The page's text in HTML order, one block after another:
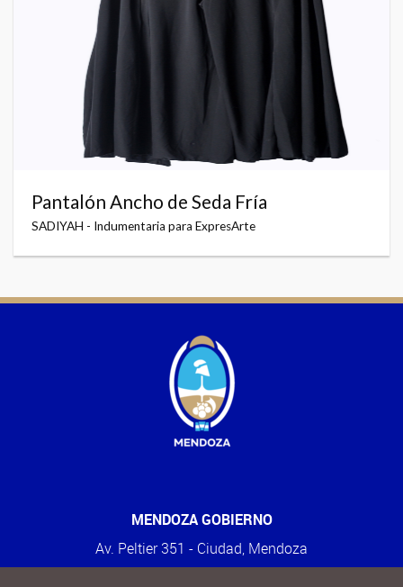
Pantalón Ancho de Seda Fría
SADIYAH - Indumentaria para ExpresArte
MENDOZA GOBIERNO
Av. Peltier 351 - Ciudad, Mendoza